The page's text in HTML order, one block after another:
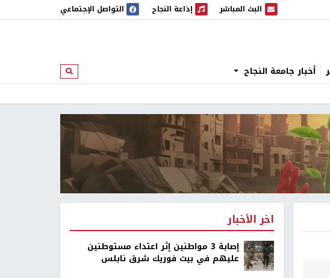
البث المباشر
البث المباشر إذاعة النجاح
إذاعة النجاح التواصل الإجتماعي
أخبار جامعة النجاح ابحث
اخر الأخبار
إصابة 3 مواطنين إثر اعتداء مستوطنين
عليهم في بيت فوريك شرق نابلس